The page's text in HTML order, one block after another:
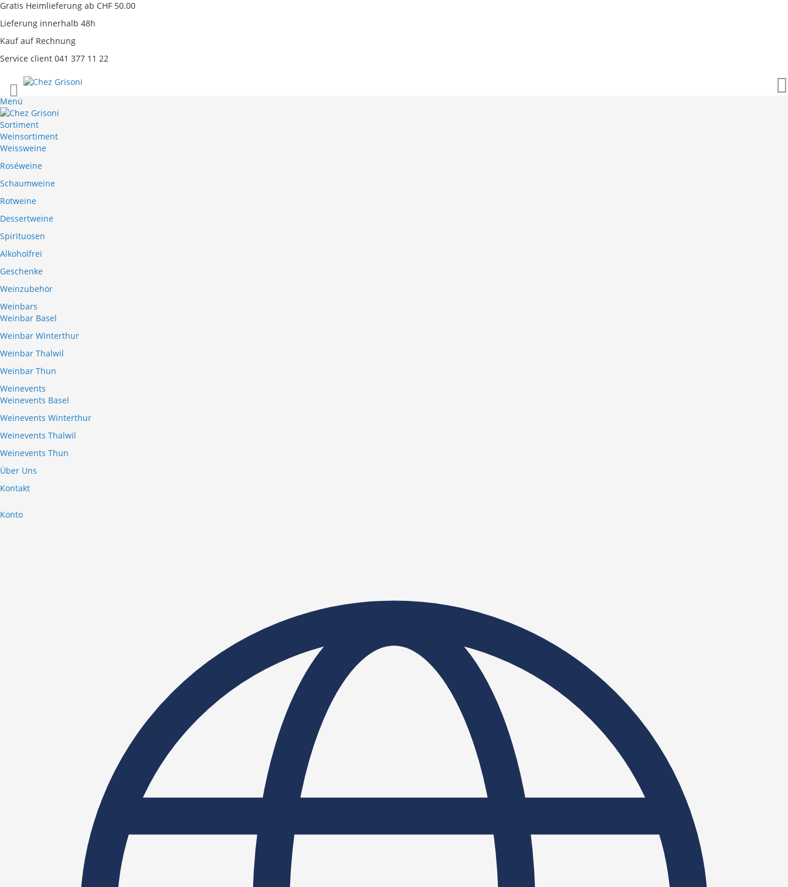
Gratis Heimlieferung ab CHF 50.00
Lieferung innerhalb 48h
Kauf auf Rechnung
Service client 041 377 11 22
Menü
Sortiment
Weinsortiment
Weissweine
Roséweine
Schaumweine
Rotweine
Dessertweine
Spirituosen
Alkoholfrei
Geschenke
Weinzubehör
Weinbars
Weinbar Basel
Weinbar Winterthur
Weinbar Thalwil
Weinbar Thun
Weinevents
Weinevents Basel
Weinevents Winterthur
Weinevents Thalwil
Weinevents Thun
Über Uns
Kontakt
Konto